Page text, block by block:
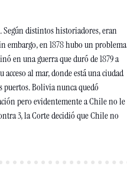
Según distintos historiadores, eran
embargo, en 1878 hubo un problema
en una guerra que duró de 1879 a
al mar, donde está una ciudad
puertos. Bolivia nunca quedó
pero evidentemente a Chile no le
3, la Corte decidió que Chile no